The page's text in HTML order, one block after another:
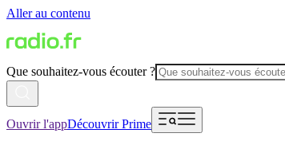
Aller au contenu
Que souhaitez-vous écouter ?
Ouvrir l'appDécouvrir Prime